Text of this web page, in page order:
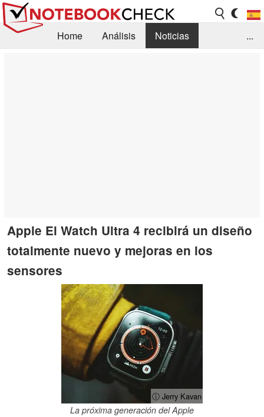
Home Análisis
Noticias
...
Apple El Watch Ultra 4 recibirá un diseño
totalmente nuevo y mejoras en los
sensores
ⓘ Jerry Kavan
La próxima generación del Apple